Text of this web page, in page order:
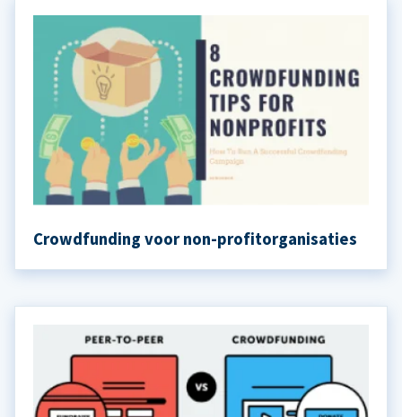
Crowdfunding voor non-profitorganisaties